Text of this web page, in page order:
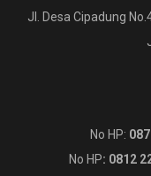
Jl. Desa Cipadung
No HP:
No HP: 0812